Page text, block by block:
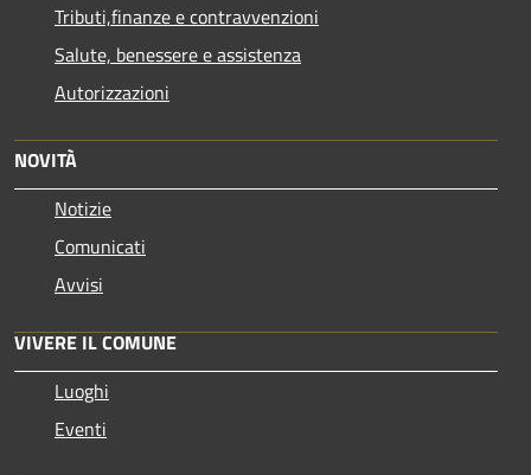
Tributi,finanze e contravvenzioni
Salute, benessere e assistenza
Autorizzazioni
NOVITÀ
Notizie
Comunicati
Avvisi
VIVERE IL COMUNE
Luoghi
Eventi